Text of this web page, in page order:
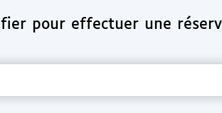
pour effectuer une